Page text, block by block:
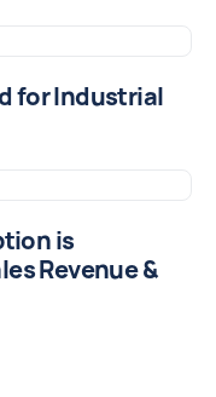
for Industrial
is
Revenue &